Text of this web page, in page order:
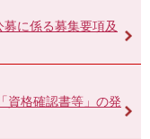
に係る募集要項及
資格確認書等」の発